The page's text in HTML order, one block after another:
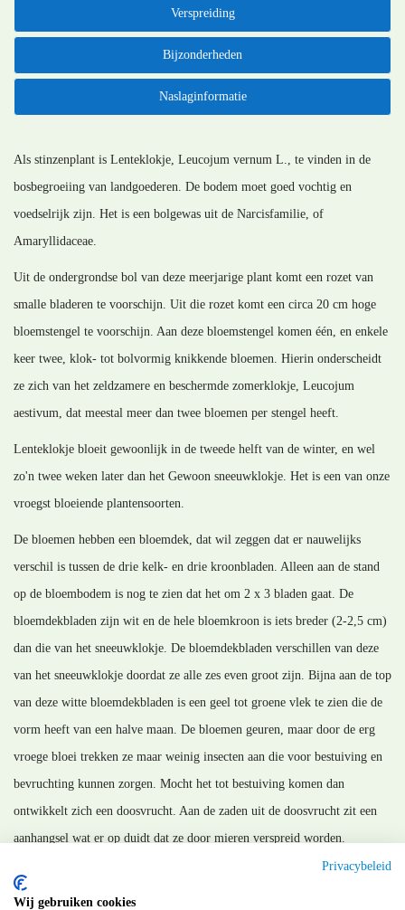
Verspreiding
Bijzonderheden
Naslaginformatie
Als stinzenplant is Lenteklokje, Leucojum vernum L., te vinden in de
bosbegroeiing van landgoederen. De bodem moet goed vochtig en
voedselrijk zijn. Het is een bolgewas uit de Narcisfamilie, of
Amaryllidaceae.
Uit de ondergrondse bol van deze meerjarige plant komt een rozet van
smalle bladeren te voorschijn. Uit die rozet komt een circa 20 cm hoge
bloemstengel te voorschijn. Aan deze bloemstengel komen één, en enkele
keer twee, klok- tot bolvormig knikkende bloemen. Hierin onderscheidt
ze zich van het zeldzamere en beschermde zomerklokje, Leucojum
aestivum, dat meestal meer dan twee bloemen per stengel heeft.
Lenteklokje bloeit gewoonlijk in de tweede helft van de winter, en wel
zo'n twee weken later dan het Gewoon sneeuwklokje. Het is een van onze
vroegst bloeiende plantensoorten.
De bloemen hebben een bloemdek, dat wil zeggen dat er nauwelijks
verschil is tussen de drie kelk- en drie kroonbladen. Alleen aan de stand
op de bloembodem is nog te zien dat het om 2 x 3 bladen gaat. De
bloemdekbladen zijn wit en de hele bloemkroon is iets breder (2-2,5 cm)
dan die van het sneeuwklokje. De bloemdekbladen verschillen van deze
van het sneeuwklokje doordat ze alle zes even groot zijn. Bijna aan de top
van deze witte bloemdekbladen is een geel tot groene vlek te zien die de
vorm heeft van een halve maan. De bloemen geuren, maar door de erg
vroege bloei trekken ze maar weinig insecten aan die voor bestuiving en
bevruchting kunnen zorgen. Mocht het tot bestuiving komen dan
ontwikkelt zich een doosvrucht. Aan de zaden uit de doosvrucht zit een
aanhangsel wat er op duidt dat ze door mieren verspreid worden.
MM_120228
Privacybeleid
Wij gebruiken cookies